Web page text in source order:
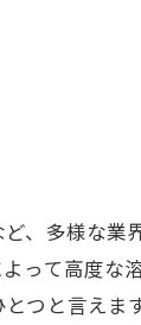
、多様な業
って高度な
つと言えま